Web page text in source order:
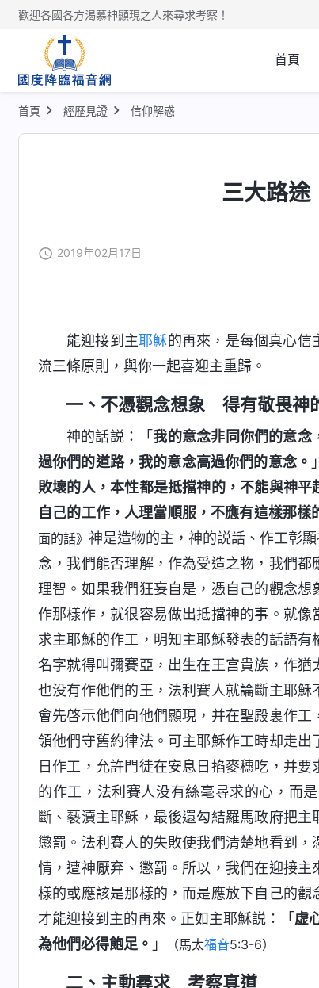
歡迎各國各方渴慕神顯現之人來尋求考察！
首頁
首頁 經歷見證 信仰解惑
三大路
2019年02月17日
能迎接到主耶穌的再來，是每個真心信
流三條原則，與你一起喜迎主重歸。
一、不憑觀念想象 得有敬畏神
神的話説：「我的意念非同你們的意念
過你們的道路，我的意念高過你們的意念。 」
敗壞的人，本性都是抵擋神的，不能與神
自己的工作，人理當順服，不應有這樣那樣
面的話》神是造物的主，神的説話、作工彰
念，我們能否理解，作為受造之物，我們
理智。如果我們狂妄自是，憑自己的觀念
作那樣作，就很容易做出抵擋神的事。就像
求主耶穌的作工，明知主耶穌發表的話語
名字就得叫彌賽亞，出生在王宫貴族，作猶
也没有作他們的王，法利賽人就論斷主耶
會先啓示他們向他們顯現，并在聖殿裏作
領他們守舊約律法。可主耶穌作工時却走
日作工，允許門徒在安息日掐麥穗吃，并
的作工，法利賽人没有絲毫尋求的心，而
斷、褻瀆主耶穌，最後還勾結羅馬政府把
懲罰。法利賽人的失敗使我們清楚地看到
情，遭神厭弃、懲罰。所以，我們在迎接
樣的或應該是那樣的，而是應放下自己的
才能迎接到主的再來。正如主耶穌説：「 虚
為他們必得飽足。 」 （馬太福音5:3-6）
二、主動尋求 考察真道